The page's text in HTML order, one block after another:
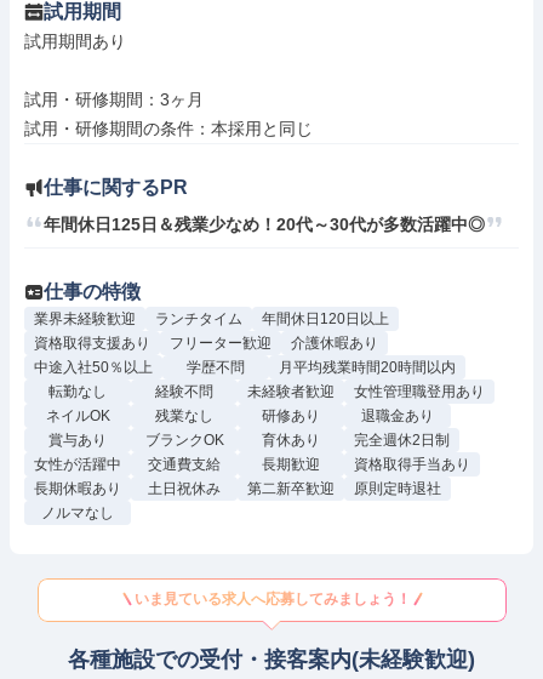
試用期間
試用期間あり
試用・研修期間：3ヶ月
仕事に関するPR
年間休日125日＆残業少なめ！20代～30代が多数活躍中◎
仕事の特徴
業界未経験歓迎 ランチタイム
年間休日120日以上
資格取得支援あり
フリーター歓迎
介護休暇あり
中途入社50％以上
学歴不問
月平均残業時間20時間以内
転勤なし
経験不問 未経験者歓迎
女性管理職登用あり
ネイルOK
残業なし 研修あり
退職金あり
賞与あり
ブランクOK 育休あり
完全週休2日制
女性が活躍中
交通費支給 長期歓迎
資格取得手当あり
長期休暇あり
土日祝休み 第二新卒歓迎
原則定時退社
ノルマなし
いま見ている求人へ応募してみましょう！
各種施設での受付・接客案内(未経験歓迎)